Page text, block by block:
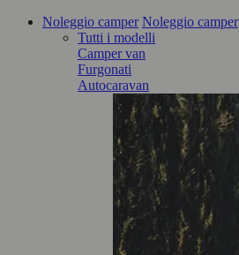
Noleggio camper Noleggio camper
Tutti i modelli
Camper van
Furgonati
Autocaravan